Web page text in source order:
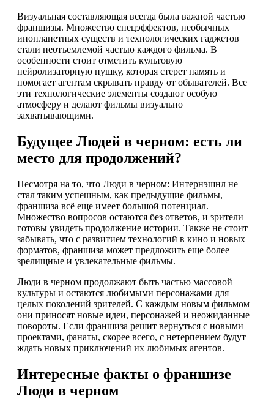
Визуальная составляющая всегда была важной частью
франшизы. Множество спецэффектов, необычных
инопланетных существ и технологических гаджетов
стали неотъемлемой частью каждого фильма. В
особенности стоит отметить культовую
нейролизаторную пушку, которая стерет память и
помогает агентам скрывать правду от обывателей. Все
эти технологические элементы создают особую
атмосферу и делают фильмы визуально
захватывающими.
Будущее Людей в черном: есть ли
место для продолжений?
Несмотря на то, что Люди в черном: Интернэшнл не
стал таким успешным, как предыдущие фильмы,
франшиза всё еще имеет большой потенциал.
Множество вопросов остаются без ответов, и зрители
готовы увидеть продолжение истории. Также не стоит
забывать, что с развитием технологий в кино и новых
форматов, франшиза может предложить еще более
зрелищные и увлекательные фильмы.
Люди в черном продолжают быть частью массовой
культуры и остаются любимыми персонажами для
целых поколений зрителей. С каждым новым фильмом
они приносят новые идеи, персонажей и неожиданные
повороты. Если франшиза решит вернуться с новыми
проектами, фанаты, скорее всего, с нетерпением будут
ждать новых приключений их любимых агентов.
Интересные факты о франшизе
Люди в черном